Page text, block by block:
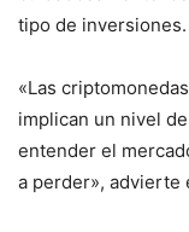
tipo de inversiones.
«Las
implican un nivel
entender el
a perder», advierte